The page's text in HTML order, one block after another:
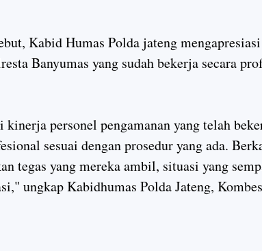
Kabid Humas Polda jateng
Banyumas yang sudah bekerja secara
personel pengamanan yang telah
sesuai dengan prosedur yang ada.
tegas yang mereka ambil, situasi yang
ungkap Kabidhumas Polda Jateng,